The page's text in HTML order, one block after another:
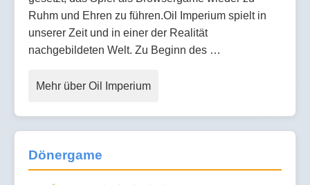
Ruhm und Ehren zu führen.Oil Imperium spielt in
unserer Zeit und in einer der Realität
nachgebildeten Welt. Zu Beginn des …
Mehr über Oil Imperium
Dönergame